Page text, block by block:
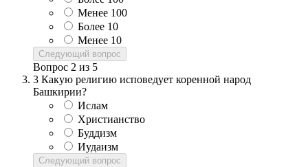
Менее 100
Более 10
Менее 10
Следующий вопрос
Вопрос 2 из 5
3 Какую религию исповедует коренной народ
Башкирии?
Ислам
Христианство
Буддизм
Иудаизм
Следующий вопрос